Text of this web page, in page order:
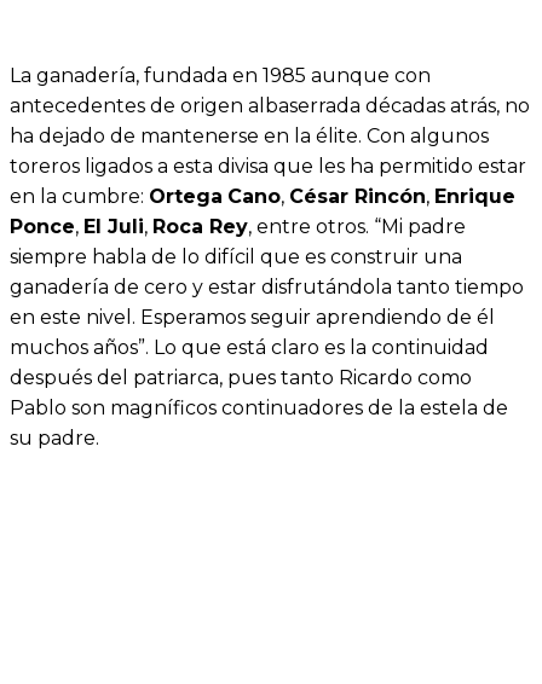
La ganadería, fundada en 1985 aunque con
antecedentes de origen albaserrada décadas atrás, no
ha dejado de mantenerse en la élite. Con algunos
toreros ligados a esta divisa que les ha permitido estar
en la cumbre: Ortega Cano, César Rincón, Enrique
Ponce, El Juli, Roca Rey, entre otros. “Mi padre
siempre habla de lo difícil que es construir una
ganadería de cero y estar disfrutándola tanto tiempo
en este nivel. Esperamos seguir aprendiendo de él
muchos años”. Lo que está claro es la continuidad
después del patriarca, pues tanto Ricardo como
Pablo son magníficos continuadores de la estela de
su padre.